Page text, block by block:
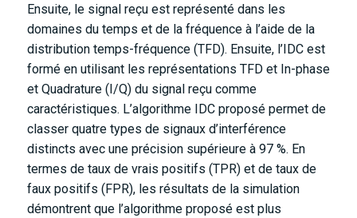
Ensuite, le signal reçu est représenté dans les
domaines du temps et de la fréquence à l’aide de la
distribution temps-fréquence (TFD). Ensuite, l’IDC est
formé en utilisant les représentations TFD et In-phase
et Quadrature (I/Q) du signal reçu comme
caractéristiques. L’algorithme IDC proposé permet de
classer quatre types de signaux d’interférence
distincts avec une précision supérieure à 97 %. En
termes de taux de vrais positifs (TPR) et de taux de
faux positifs (FPR), les résultats de la simulation
démontrent que l’algorithme proposé est plus